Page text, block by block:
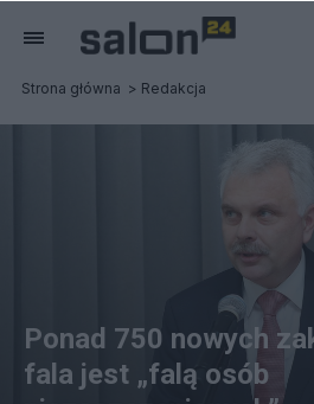
Strona główna Redakcja
Ponad 750 nowych
fala jest „falą osób